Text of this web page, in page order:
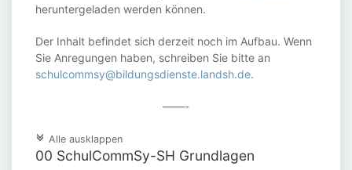
heruntergeladen werden können.
Der Inhalt befindet sich derzeit noch im Aufbau. Wenn
Sie Anregungen haben, schreiben Sie bitte an
schulcommsy@bildungsdienste.landsh.de.
——-
c Alle ausklappen
00 SchulCommSy-SH Grundlagen